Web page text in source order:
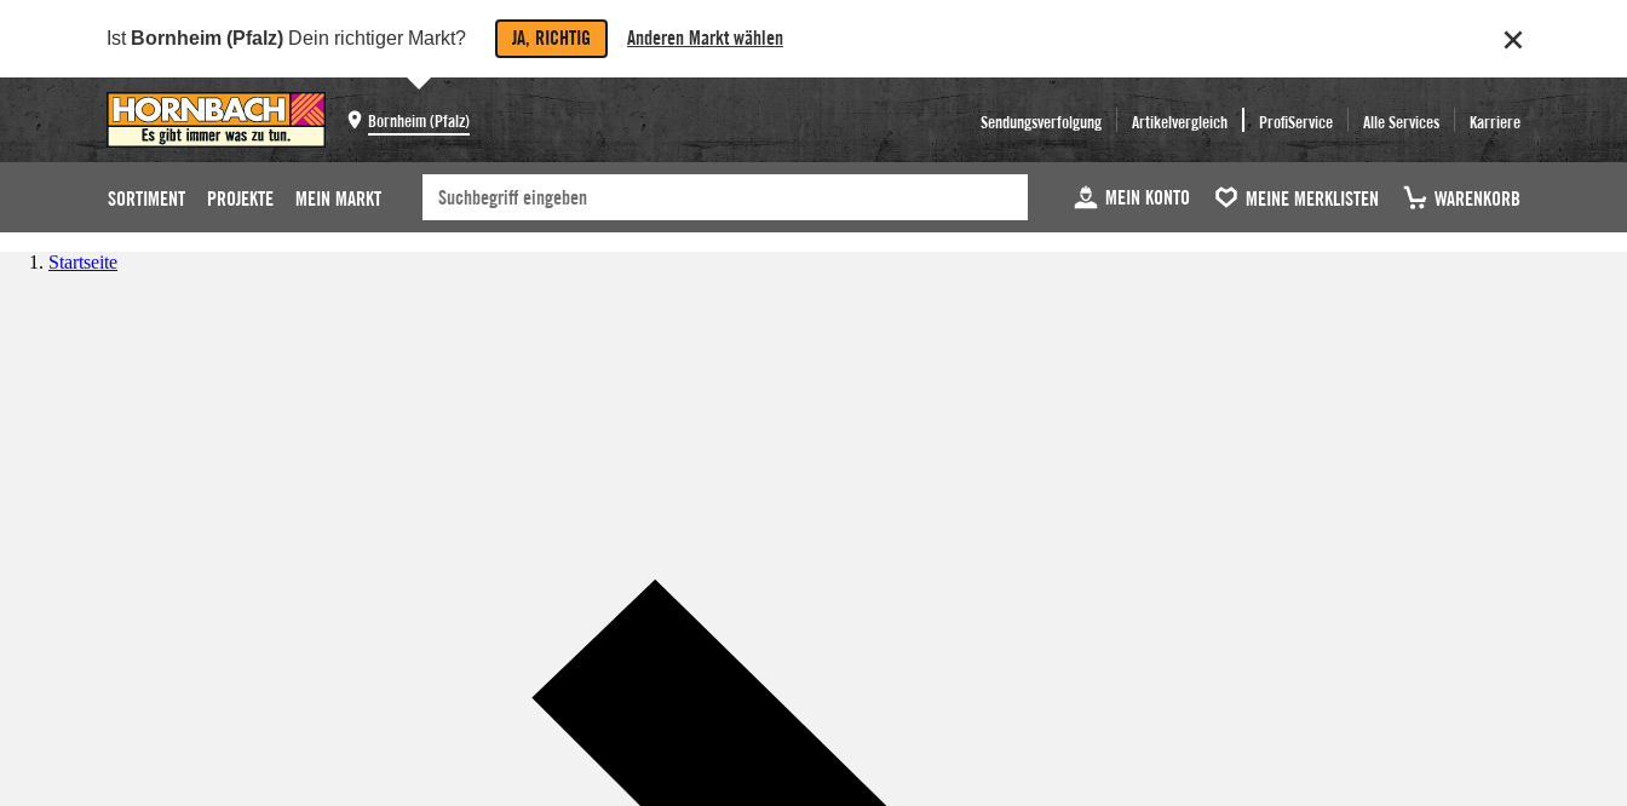
Ist Bornheim (Pfalz) Dein richtiger Markt? JA, RICHTIG Anderen Markt wählen
Bornheim (Pfalz) Sendungsverfolgung Artikelvergleich ProfiService Alle Services Karriere
SORTIMENT PROJEKTE MEIN MARKT MEIN KONTO MEINE MERKLISTEN WARENKORB
Startseite